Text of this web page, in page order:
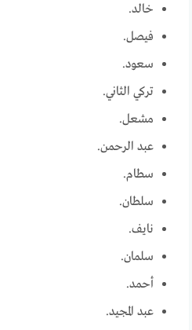
خالد.
فيصل.
سعود.
تركي الثاني.
مشعل.
عبد الرحمن.
سطام.
سلطان.
نايف.
سلمان.
أحمد.
عبد المجيد.